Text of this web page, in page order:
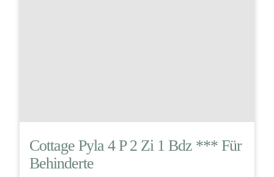
Cottage Pyla 4 P 2 Zi 1 Bdz *** Für
Behinderte